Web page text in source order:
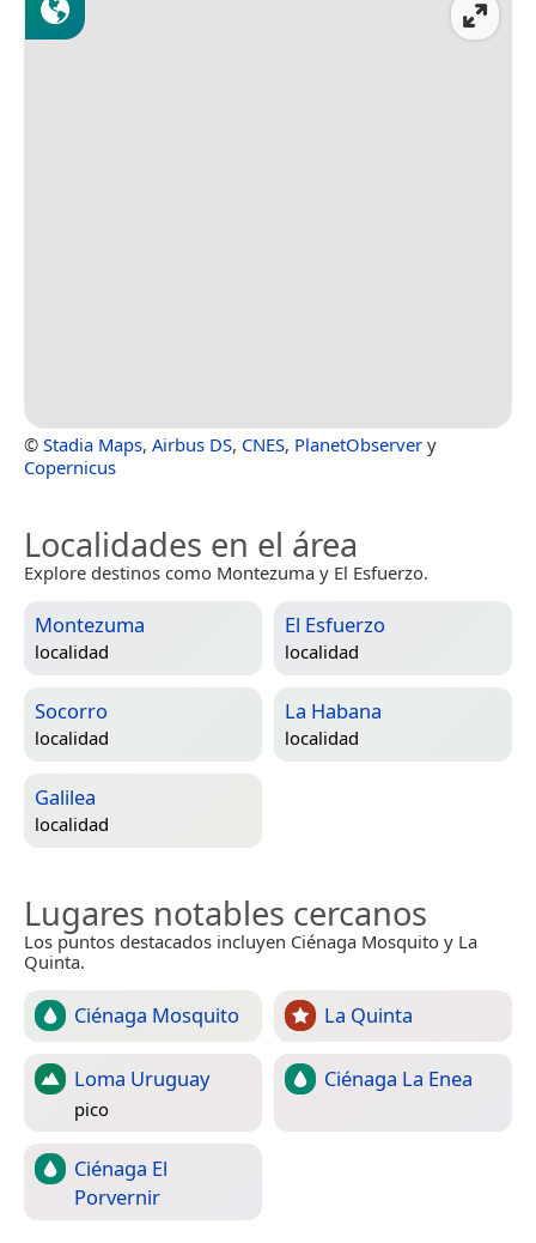
© Stadia Maps, Airbus DS, CNES, PlanetObserver y
Copernicus
Localidades en el área
Explore destinos como Montezuma y El Esfuerzo.
Montezuma
localidad
El Esfuerzo
localidad
Socorro
localidad
La Habana
localidad
Galilea
localidad
Lugares notables cercanos
Los puntos destacados incluyen Ciénaga Mosquito y La
Quinta.
Ciénaga Mosquito La Quinta
Loma Uruguay
pico
Ciénaga La Enea
Ciénaga El
Porvernir